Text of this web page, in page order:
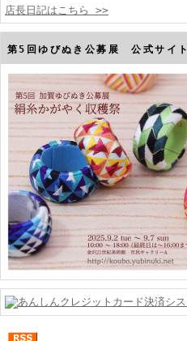
店長日記はこちら >>
第5回ゆびぬき公募展 公式サイト